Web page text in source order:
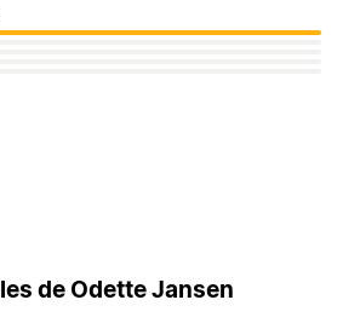
de Odette Jansen